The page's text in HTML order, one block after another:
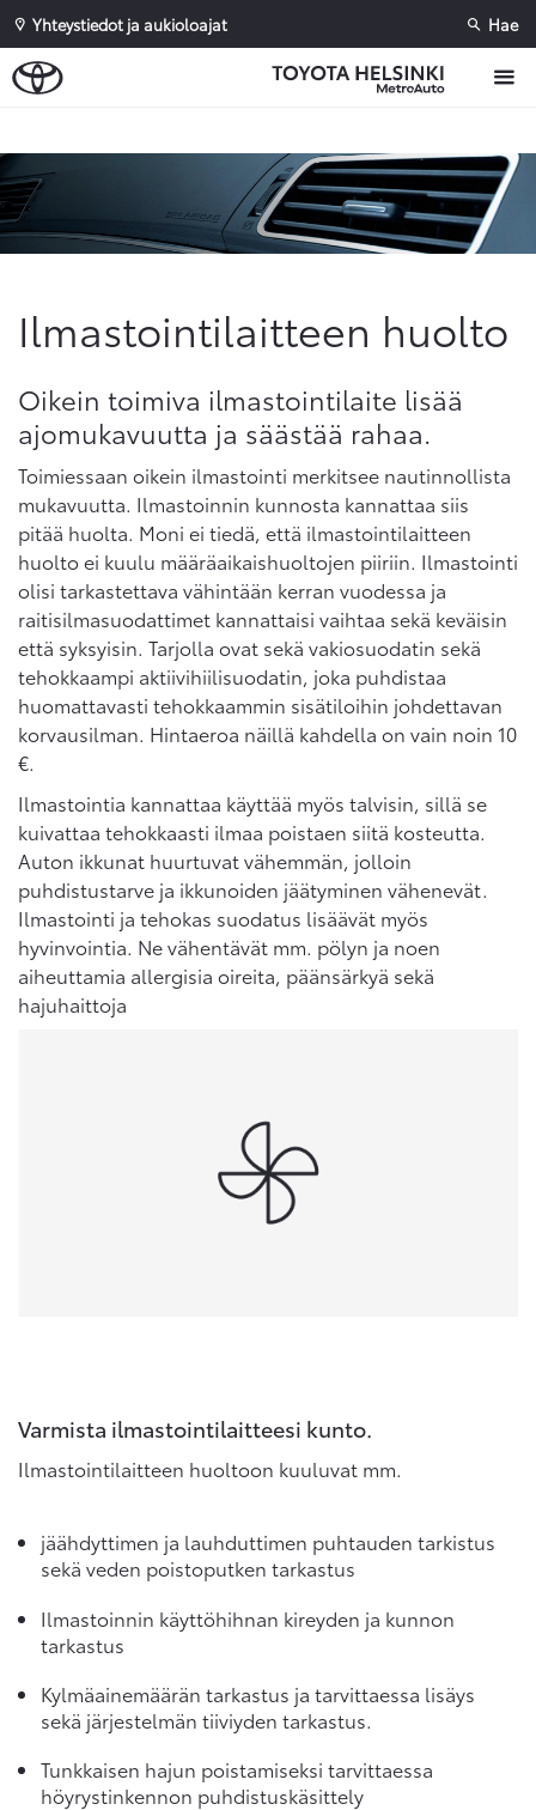
Yhteystiedot ja aukioloajat Hae
Ilmastointilaitteen huolto
Oikein toimiva ilmastointilaite lisää
ajomukavuutta ja säästää rahaa.
Toimiessaan oikein ilmastointi merkitsee nautinnollista
mukavuutta. Ilmastoinnin kunnosta kannattaa siis
pitää huolta. Moni ei tiedä, että ilmastointilaitteen
huolto ei kuulu määräaikaishuoltojen piiriin. Ilmastointi
olisi tarkastettava vähintään kerran vuodessa ja
raitisilmasuodattimet kannattaisi vaihtaa sekä keväisin
että syksyisin. Tarjolla ovat sekä vakiosuodatin sekä
tehokkaampi aktiivihiilisuodatin, joka puhdistaa
huomattavasti tehokkaammin sisätiloihin johdettavan
korvausilman. Hintaeroa näillä kahdella on vain noin 10
€.
Ilmastointia kannattaa käyttää myös talvisin, sillä se
kuivattaa tehokkaasti ilmaa poistaen siitä kosteutta.
Auton ikkunat huurtuvat vähemmän, jolloin
puhdistustarve ja ikkunoiden jäätyminen vähenevät.
Ilmastointi ja tehokas suodatus lisäävät myös
hyvinvointia. Ne vähentävät mm. pölyn ja noen
aiheuttamia allergisia oireita, päänsärkyä sekä
hajuhaittoja
Varmista ilmastointilaitteesi kunto.
Ilmastointilaitteen huoltoon kuuluvat mm.
jäähdyttimen ja lauhduttimen puhtauden tarkistus
sekä veden poistoputken tarkastus
Ilmastoinnin käyttöhihnan kireyden ja kunnon
tarkastus
Kylmäainemäärän tarkastus ja tarvittaessa lisäys
sekä järjestelmän tiiviyden tarkastus.
Tunkkaisen hajun poistamiseksi tarvittaessa
höyrystinkennon puhdistuskäsittely